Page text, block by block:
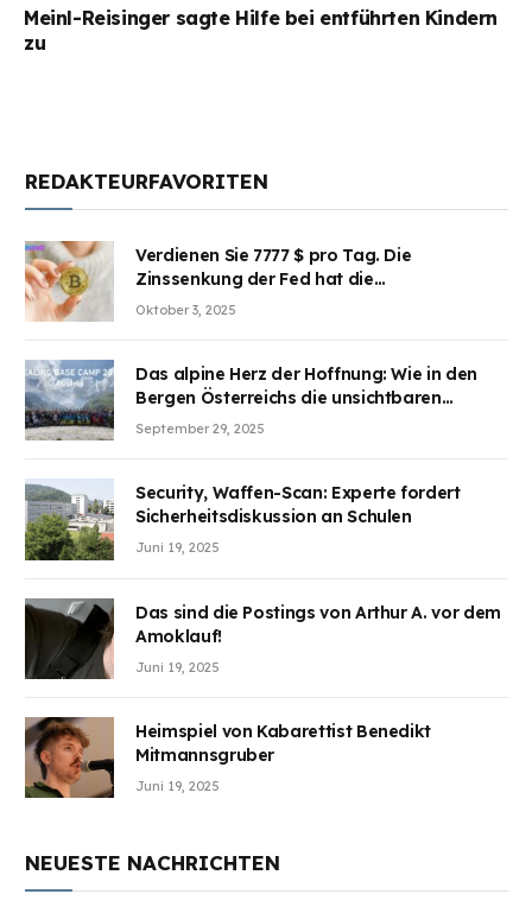
Meinl-Reisinger sagte Hilfe bei entführten Kindern
zu
REDAKTEURFAVORITEN
Verdienen Sie 7777 $ pro Tag. Die
Zinssenkung der Fed hat die
Aufmerksamkeit des Marktes erregt.
Oktober 3, 2025
Das alpine Herz der Hoffnung: Wie in den
Bergen Österreichs die unsichtbaren
Wunden des Kriegesheilen
September 29, 2025
Security, Waffen-Scan: Experte fordert
Sicherheitsdiskussion an Schulen
Juni 19, 2025
Das sind die Postings von Arthur A. vor dem
Amoklauf!
Juni 19, 2025
Heimspiel von Kabarettist Benedikt
Mitmannsgruber
Juni 19, 2025
NEUESTE NACHRICHTEN